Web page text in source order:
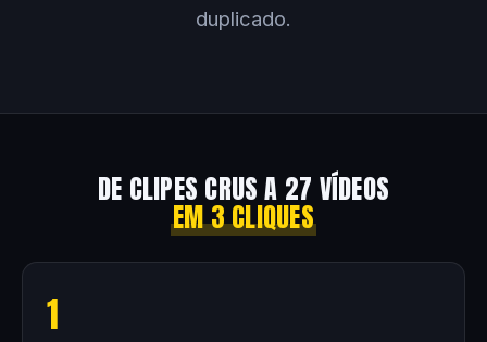
duplicado.
DE CLIPES CRUS A 27 VÍDEOS
EM 3 CLIQUES
1